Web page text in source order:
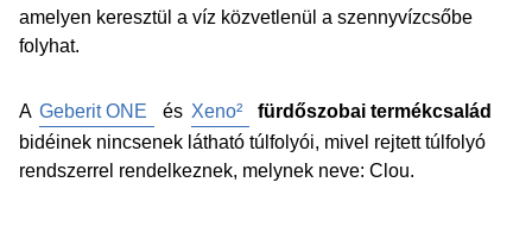
amelyen keresztül a víz közvetlenül a szennyvízcsőbe
folyhat.
A Geberit ONE és Xeno²
fürdőszobai termékcsalád
bidéinek nincsenek látható túlfolyói, mivel rejtett túlfolyó
rendszerrel rendelkeznek, melynek neve: Clou.